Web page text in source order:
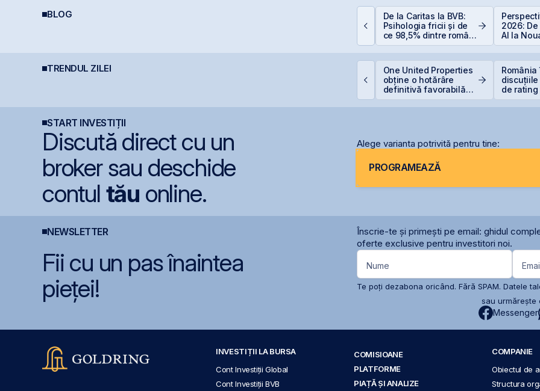
BLOG
REIT-urile agricole și
De la Caritas la BVB:
Psihologia fricii și de
ce 98,5% dintre români
evită investițiile la
2026:
AI la
TRENDUL ZILEI
Bittnet lansează oferta
One United Properties
obține o hotărâre
definitivă favorabilă
de
START INVESTIȚII
Discută direct cu un
broker sau deschide
contul tău online.
Alege varianta potrivită pentru tine:
PROGRAMEAZĂ
NEWSLETTER
Înscrie-te și primești pe email: ghidul
oferte exclusive pentru investitori noi.
Fii cu un pas înaintea
pieței!
Nume
Te poți dezabona oricând. Fără SPAM. Datele
sau urmărește
Messenger
INVESTIȚII LA BURSA
Cont Investiții Global
Cont Investiții BVB
COMISIOANE
PLATFORME
PIAȚĂ ȘI ANALIZE
COMPANIE
Obiectul de
Structura